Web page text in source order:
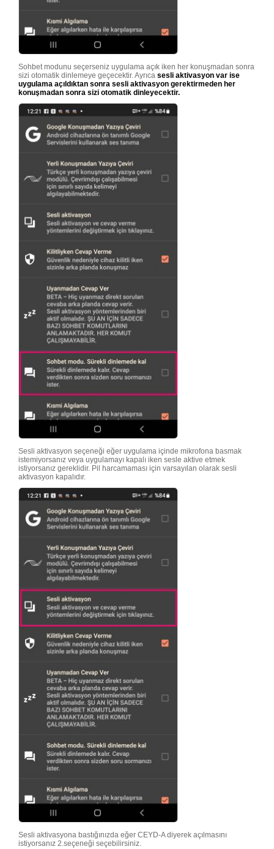
Sohbet modunu seçerseniz uygulama açık iken her konuşmadan sonra
sizi otomatik dinlemeye geçecektir. Ayrıca sesli aktivasyon var ise
uygulama açıldıktan sonra sesli aktivasyon gerektirmeden her
konuşmadan sonra sizi otomatik dinleyecektir.
Sesli aktivasyon seçeneği eğer uygulama içinde mikrofona basmak
istemiyorsanız veya uygulamayı kapalı iken sesle aktive etmek
istiyorsanız gereklidir. Pil harcamaması için varsayılan olarak sesli
aktivasyon kapalıdır.
Sesli aktivasyona bastığınızda eğer CEYD-A diyerek açılmasını
istiyorsanız 2.seçeneği seçebilirsiniz.